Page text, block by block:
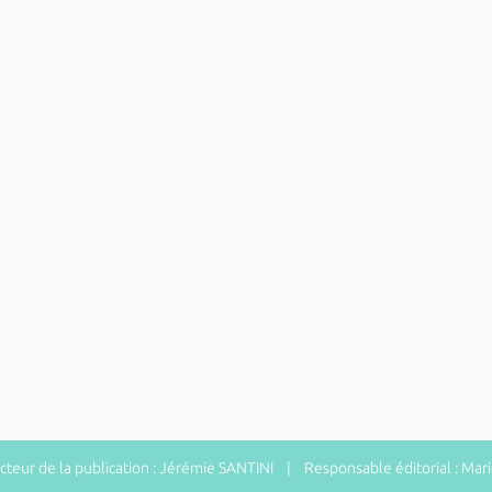
de la publication : Jérémie SANTINI | Responsable éditorial :